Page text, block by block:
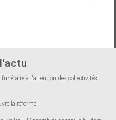
à l'attention des collectivités
la réforme